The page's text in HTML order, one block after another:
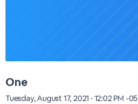
One
Tuesday, August 17, 2021 · 12:02 PM -05